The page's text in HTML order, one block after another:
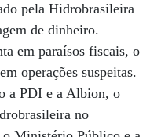
pela Hidrobrasileira
de dinheiro.
em paraísos fiscais, o
operações suspeitas.
a PDI e a Albion, o
no